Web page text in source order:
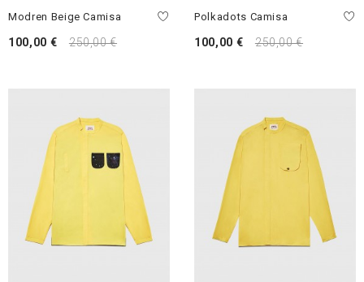
Modren Beige Camisa
100,00 € 250,00 €
Polkadots Camisa
100,00 € 250,00 €